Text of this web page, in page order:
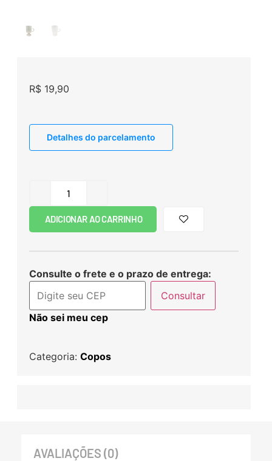
R$19,90
Detalhes do parcelamento
ADICIONAR AO CARRINHO
Consulte o frete e o prazo de entrega:
Consultar
Não sei meu cep
Categoria: Copos
AVALIAÇÕES (0)